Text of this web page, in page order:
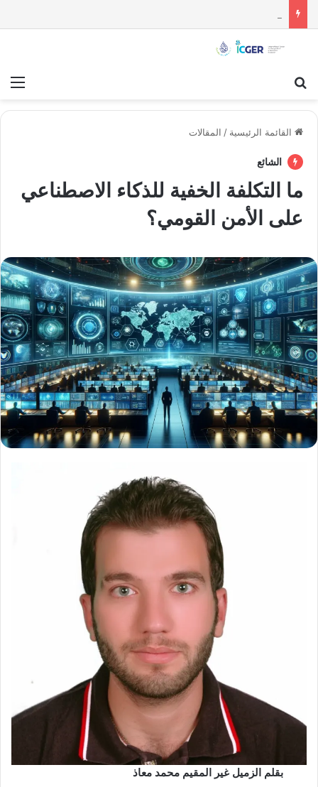
القائمة الرئيسية / المقالات
الشائع
ما التكلفة الخفية للذكاء الاصطناعي
على الأمن القومي؟
بقلم الزميل غير المقيم محمد معاذ